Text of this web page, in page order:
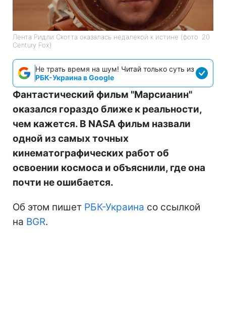
Лента Ридли Скотта оказалась недалекой к истине (фото: 20
Century Fox)
Не трать время на шум! Читай только суть из
РБК-Украина в Google
Фантастический фильм "Марсианин"
оказался гораздо ближе к реальности,
чем кажется. В NASA фильм назвали
одной из самых точных
кинематографических работ об
освоении космоса и объяснили, где она
почти не ошибается.
Об этом пишет РБК-Украина со ссылкой
на BGR.